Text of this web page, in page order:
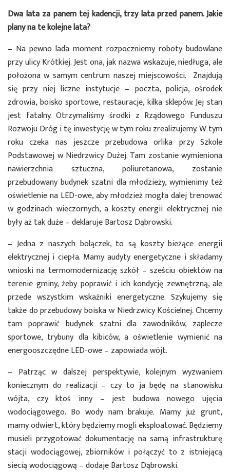
Dwa lata za panem tej kadencji, trzy lata przed panem. Jakie
plany na te kolejne lata?
– Na pewno lada moment rozpoczniemy roboty budowlane
przy ulicy Krótkiej. Jest ona, jak nazwa wskazuje, niedługa, ale
położona w samym centrum naszej miejscowości. Znajdują
się przy niej liczne instytucje – poczta, policja, ośrodek
zdrowia, boisko sportowe, restauracje, kilka sklepów. Jej stan
jest fatalny. Otrzymaliśmy środki z Rządowego Funduszu
Rozwoju Dróg i tę inwestycję w tym roku zrealizujemy. W tym
roku czeka nas jeszcze przebudowa orlika przy Szkole
Podstawowej w Niedrzwicy Dużej. Tam zostanie wymieniona
nawierzchnia sztuczna, poliuretanowa, zostanie
przebudowany budynek szatni dla młodzieży, wymienimy też
oświetlenie na LED-owe, aby młodzież mogła dalej trenować
w godzinach wieczornych, a koszty energii elektrycznej nie
były aż tak duże – deklaruje Bartosz Dąbrowski.
– Jedna z naszych bolączek, to są koszty bieżące energii
elektrycznej i ciepła. Mamy audyty energetyczne i składamy
wnioski na termomodernizację szkół – sześciu obiektów na
terenie gminy, żeby poprawić i ich kondycję zewnętrzną, ale
przede wszystkim wskaźniki energetyczne. Szykujemy się
także do przebudowy boiska w Niedrzwicy Kościelnej. Chcemy
tam poprawić budynek szatni dla zawodników, zaplecze
sportowe, trybuny dla kibiców, a oświetlenie wymienić na
energooszczędne LED-owe – zapowiada wójt.
– Patrząc w dalszej perspektywie, kolejnym wyzwaniem
koniecznym do realizacji – czy to ja będę na stanowisku
wójta, czy ktoś inny – jest budowa nowego ujęcia
wodociągowego. Bo wody nam brakuje. Mamy już grunt,
mamy odwiert, który będziemy mogli eksploatować. Będziemy
musieli przygotować dokumentację na samą infrastrukturę
stacji wodociągowej, zbiorników i połączyć to z istniejącą
siecią wodociągową – dodaje Bartosz Dąbrowski.